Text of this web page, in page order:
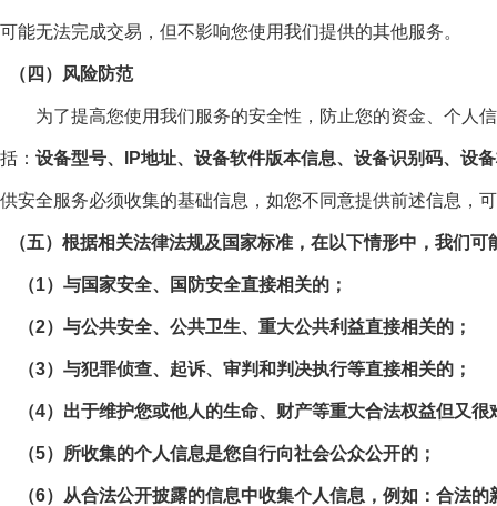
可能无法完成交易，但不影响您使用我们提供的其他服务。
（四）风险防范
为了提高您使用我们服务的安全性，防止您的资金、个人信
括： 设备型号、IP地址、设备软件版本信息、设备识别码、设
供安全服务必须收集的基础信息，如您不同意提供前述信息，
（五）根据相关法律法规及国家标准，在以下情形中，我们
（1）与国家安全、国防安全直接相关的；
（2）与公共安全、公共卫生、重大公共利益直接相关的；
（3）与犯罪侦查、起诉、审判和判决执行等直接相关的；
（4）出于维护您或他人的生命、财产等重大合法权益但又
（5）所收集的个人信息是您自行向社会公众公开的；
（6）从合法公开披露的信息中收集个人信息，例如：合法